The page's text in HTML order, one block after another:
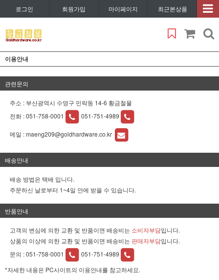
로그인 회원가입 마이페이지 최근본상품
이용안내
관련문의
주소 : 부산광역시 수영구 민락동 14-6 황금철물
전화 :051-758-0001 051-751-4989
메일 :maeng209@goldhardware.co.kr
배송안내
배송 방법은 택배 입니다.
주문하신 날로부터 1~4일 안에 받을 수 있습니다.
반품안내
고객의 변심에 의한 교환 및 반품이면 배송비는 소비자부담입니다.
상품의 이상에 의한 교환 및 반품이면 배송비는 판매자부담입니다.
문의 :051-758-0001
051-751-4989
*자세한 내용은 PC사이트의 이용안내를 참고하세요.